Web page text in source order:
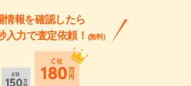
情報を確認したら
入力で査定依頼！ (無料)